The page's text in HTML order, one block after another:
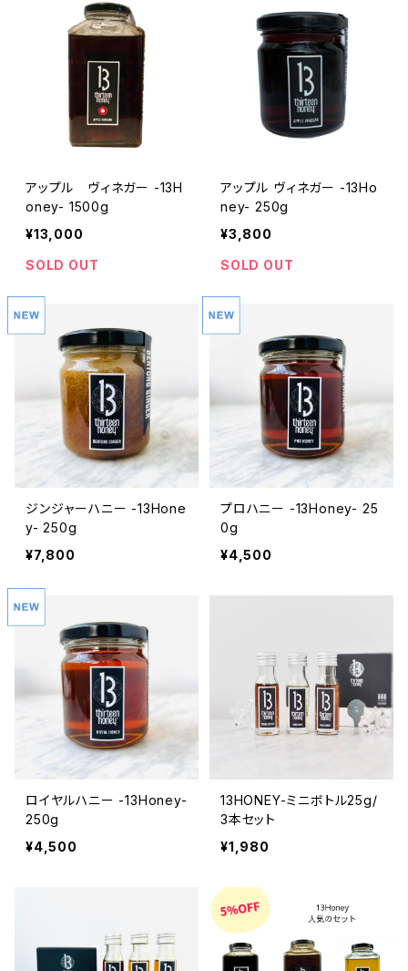
アップル ヴィネガー -13H
oney- 1500g
¥13,000
SOLD OUT
アップル ヴィネガー -13Ho
ney- 250g
¥3,800
SOLD OUT
ジンジャーハニー -13Hone
y- 250g
¥7,800
プロハニー -13Honey- 25
0g
¥4,500
ロイヤルハニー -13Honey-
250g
¥4,500
13HONEY-ミニボトル25g/
3本セット
¥1,980